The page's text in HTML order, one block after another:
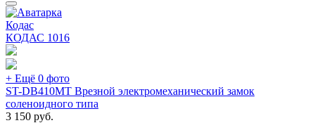
Кодас
КОДАС 1016
+ Ещё 0 фото
ST-DB410MT Врезной электромеханический замок
соленоидного типа
3 150 руб.